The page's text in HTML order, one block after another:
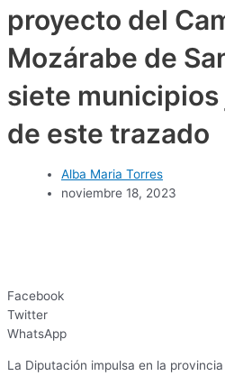
proyecto del
Mozárabe de
siete
de este trazado
Alba Maria Torres
noviembre 18, 2023
Facebook
Twitter
WhatsApp
La Diputación impulsa en la